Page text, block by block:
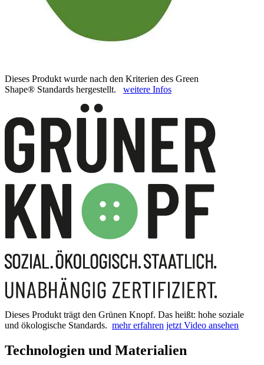
Dieses Produkt wurde nach den Kriterien des Green
Shape® Standards hergestellt. weitere Infos
Dieses Produkt trägt den Grünen Knopf. Das heißt: hohe soziale
und ökologische Standards. mehr erfahren jetzt Video ansehen
Technologien und Materialien